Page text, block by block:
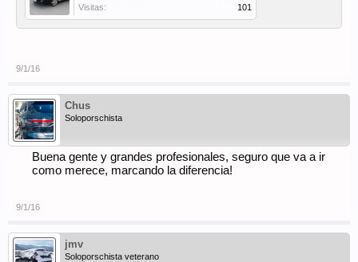
Visitas:
101
9/1/16
Chus
Soloporschista
Buena gente y grandes profesionales, seguro que va a ir
como merece, marcando la diferencia!
9/1/16
jmv
Soloporschista veterano